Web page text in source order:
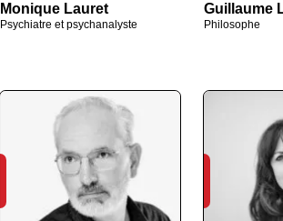
Monique Lauret
Psychiatre et psychanalyste
Guillaume
Philosophe